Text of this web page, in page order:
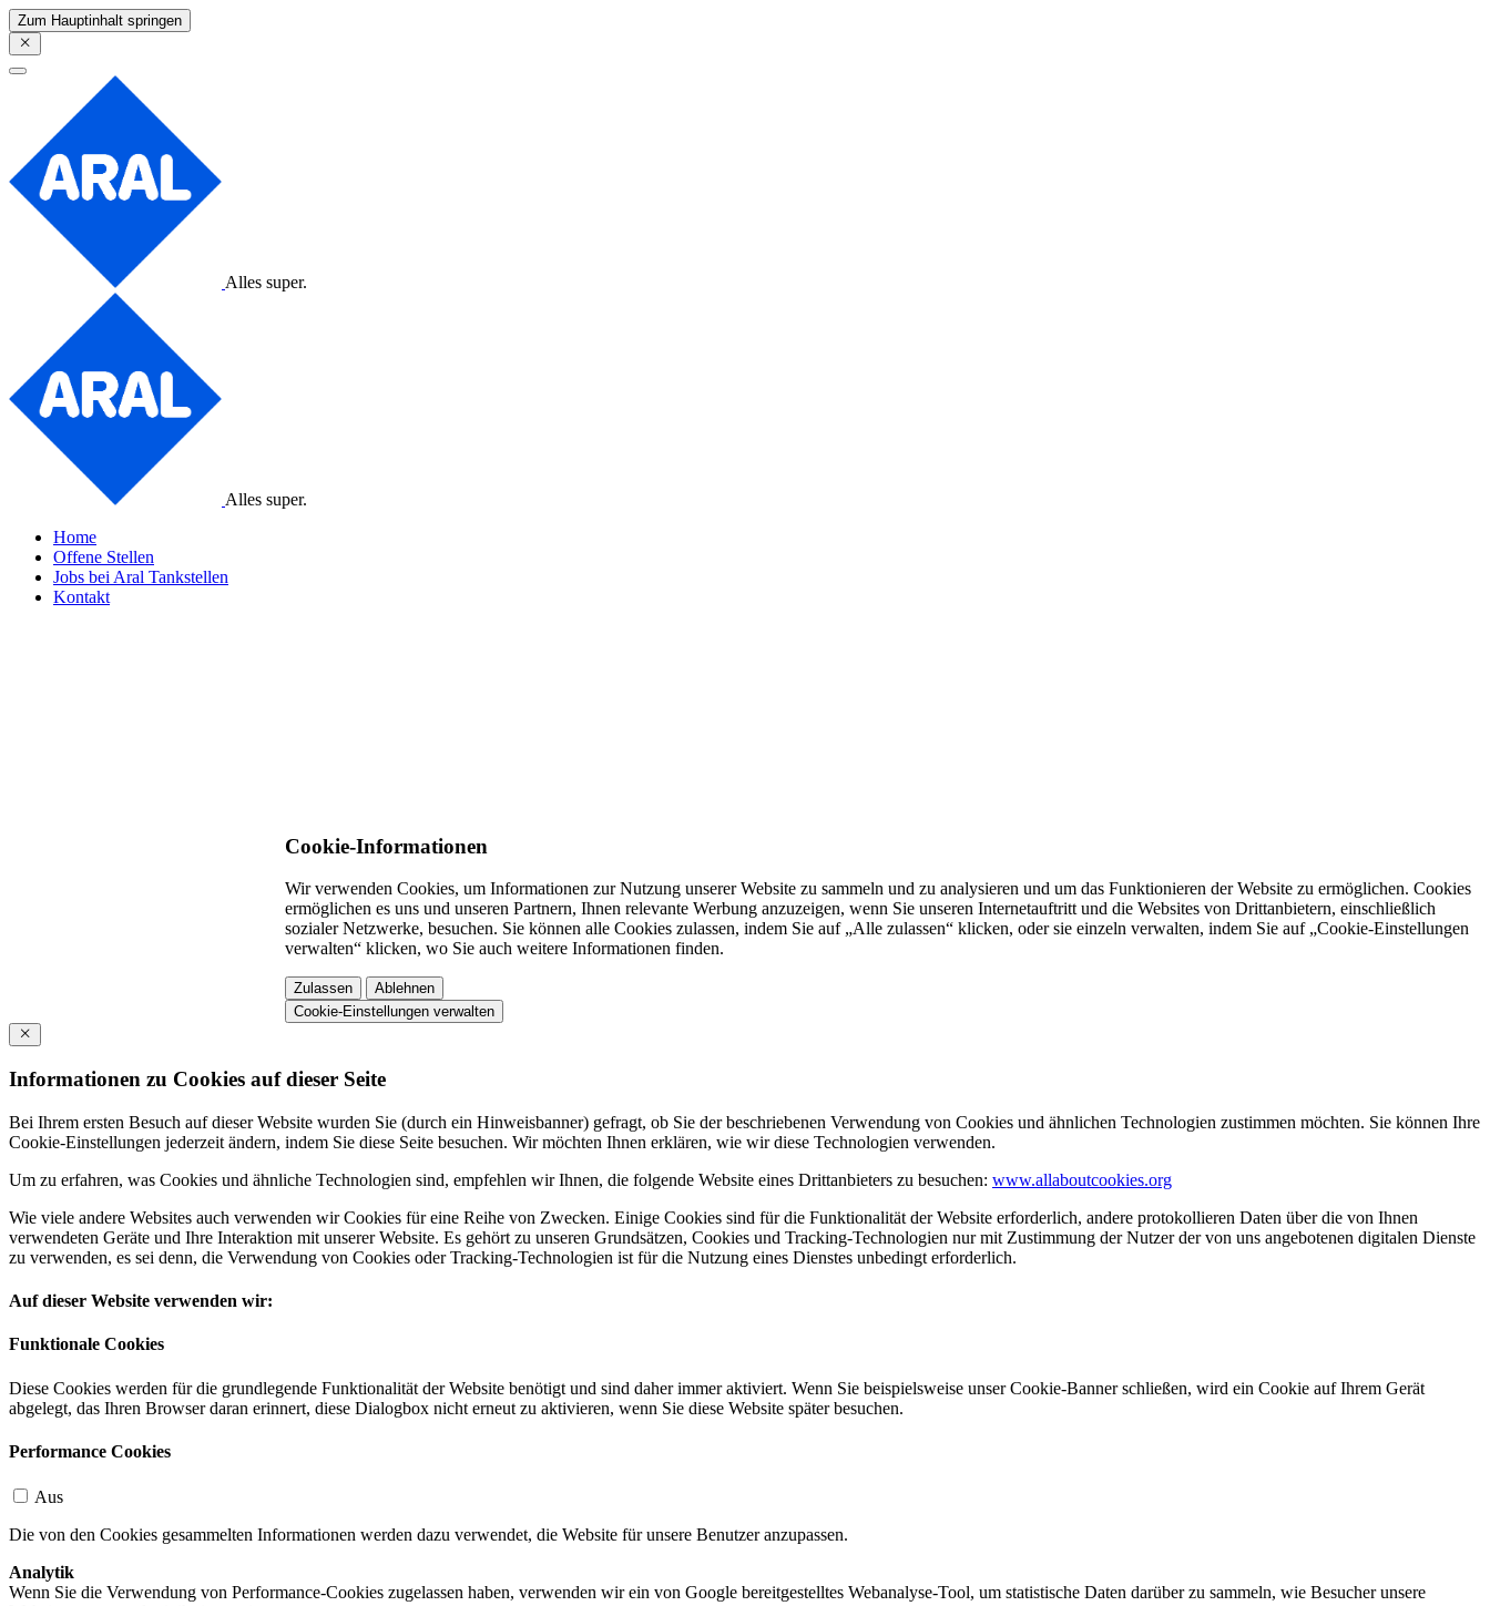
Zum Hauptinhalt springen
Alles super.
Alles super.
Home
Offene Stellen
Jobs bei Aral Tankstellen
Kontakt
Cookie-Informationen
Wir verwenden Cookies, um Informationen zur Nutzung unserer Website zu sammeln und zu analysieren und um das Funktionieren der Website zu ermöglichen. Cookies
ermöglichen es uns und unseren Partnern, Ihnen relevante Werbung anzuzeigen, wenn Sie unseren Internetauftritt und die Websites von Drittanbietern, einschließlich
sozialer Netzwerke, besuchen. Sie können alle Cookies zulassen, indem Sie auf „Alle zulassen“ klicken, oder sie einzeln verwalten, indem Sie auf „Cookie-Einstellungen
verwalten“ klicken, wo Sie auch weitere Informationen finden.
Zulassen
Ablehnen
Cookie-Einstellungen verwalten
Informationen zu Cookies auf dieser Seite
Bei Ihrem ersten Besuch auf dieser Website wurden Sie (durch ein Hinweisbanner) gefragt, ob Sie der beschriebenen Verwendung von Cookies und ähnlichen Technologien zustimmen möchten. Sie können Ihre
Cookie-Einstellungen jederzeit ändern, indem Sie diese Seite besuchen. Wir möchten Ihnen erklären, wie wir diese Technologien verwenden.
Um zu erfahren, was Cookies und ähnliche Technologien sind, empfehlen wir Ihnen, die folgende Website eines Drittanbieters zu besuchen: www.allaboutcookies.org
Wie viele andere Websites auch verwenden wir Cookies für eine Reihe von Zwecken. Einige Cookies sind für die Funktionalität der Website erforderlich, andere protokollieren Daten über die von Ihnen
verwendeten Geräte und Ihre Interaktion mit unserer Website. Es gehört zu unseren Grundsätzen, Cookies und Tracking-Technologien nur mit Zustimmung der Nutzer der von uns angebotenen digitalen Dienste
zu verwenden, es sei denn, die Verwendung von Cookies oder Tracking-Technologien ist für die Nutzung eines Dienstes unbedingt erforderlich.
Auf dieser Website verwenden wir:
Funktionale Cookies
Diese Cookies werden für die grundlegende Funktionalität der Website benötigt und sind daher immer aktiviert. Wenn Sie beispielsweise unser Cookie-Banner schließen, wird ein Cookie auf Ihrem Gerät
abgelegt, das Ihren Browser daran erinnert, diese Dialogbox nicht erneut zu aktivieren, wenn Sie diese Website später besuchen.
Performance Cookies
Aus
Die von den Cookies gesammelten Informationen werden dazu verwendet, die Website für unsere Benutzer anzupassen.
Analytik
Wenn Sie die Verwendung von Performance-Cookies zugelassen haben, verwenden wir ein von Google bereitgestelltes Webanalyse-Tool, um statistische Daten darüber zu sammeln, wie Besucher unsere